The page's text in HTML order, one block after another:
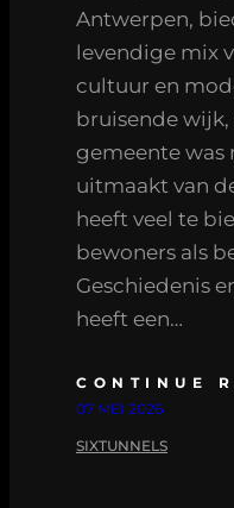
Antwerpen,
levendige mix
cultuur en
bruisende
gemeente was
uitmaakt van
heeft veel te
bewoners als
Geschiedenis
heeft een…
CONTINUE
07 MEI 2026
SIXTUNNELS